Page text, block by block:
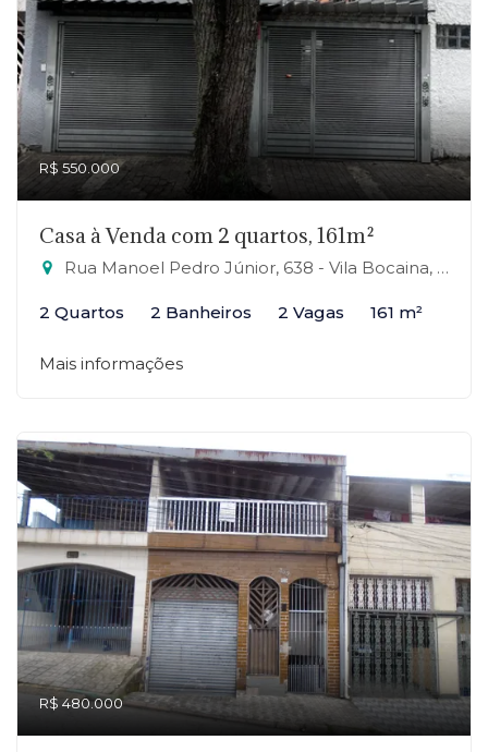
R$ 550.000
Casa à Venda com 2 quartos, 161m²
Rua Manoel Pedro Júnior, 638 - Vila Bocaina, Mauá-SP
2 Quartos 2 Banheiros 2 Vagas 161 m²
Mais informações
R$ 480.000